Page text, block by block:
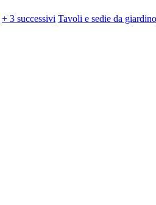
+ 3 successivi Tavoli e sedie da giardino